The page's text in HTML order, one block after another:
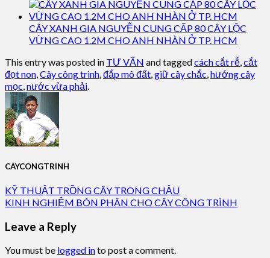
CÂY XANH GIA NGUYỄN CUNG CẤP 80 CÂY LỘC
VỪNG CAO 1.2M CHO ANH NHÀN Ở TP. HCM
This entry was posted in TƯ VẤN and taggedcách cắt rễ cắt
đọt non Cây công trình đắp mô đất giữ cây chắc hướng cây
mọc nước vừa phải
CAYCONGTRINH
KỸ THUẬT TRỒNG CÂY TRONG CHẬU
KINH NGHIỆM BÓN PHÂN CHO CÂY CÔNG TRÌNH
Leave a Reply
You must be logged into post a comment.